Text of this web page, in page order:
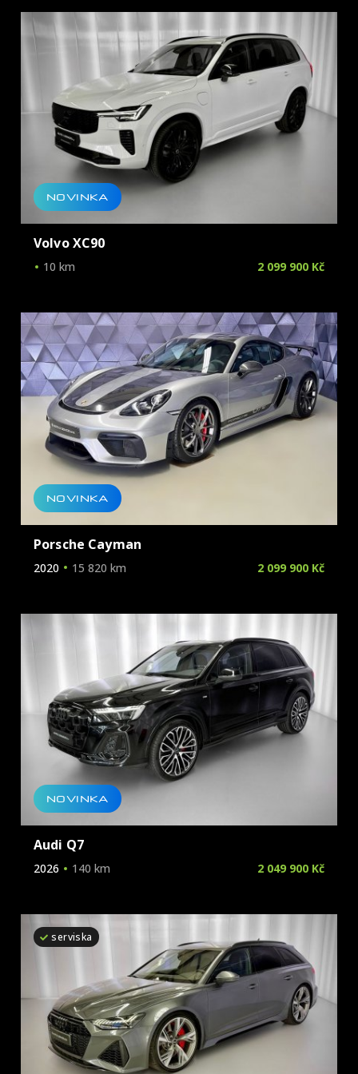
Škoda
Tesla
Volkswagen
Volvo
NOVINKA
Volvo XC90
10 km 2 099 900 Kč
NOVINKA
Porsche Cayman
2020 15 820 km 2 099 900 Kč
NOVINKA
Audi Q7
2026 140 km 2 049 900 Kč
serviska